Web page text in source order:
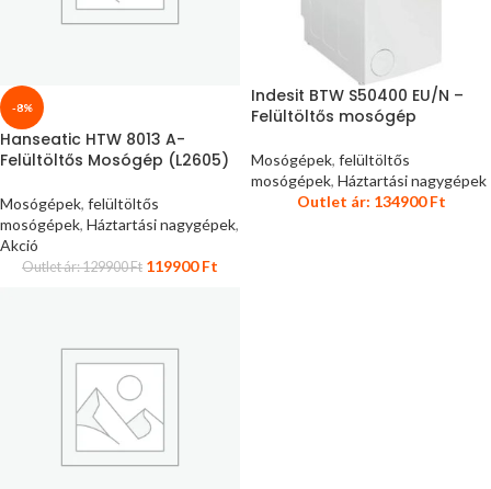
-8%
Hanseatic HTW 8013 A-
Felültöltős Mosógép (L2605)
Mosógépek, felültöltős
mosógépek, Háztartási nagygépek,
Akció
Outlet ár:129900Ft 119900Ft
Indesit BTW S50400 EU/N –
Felültöltős mosógép
Mosógépek, felültöltős
mosógépek, Háztartási nagygépek
Outlet ár: 134900Ft